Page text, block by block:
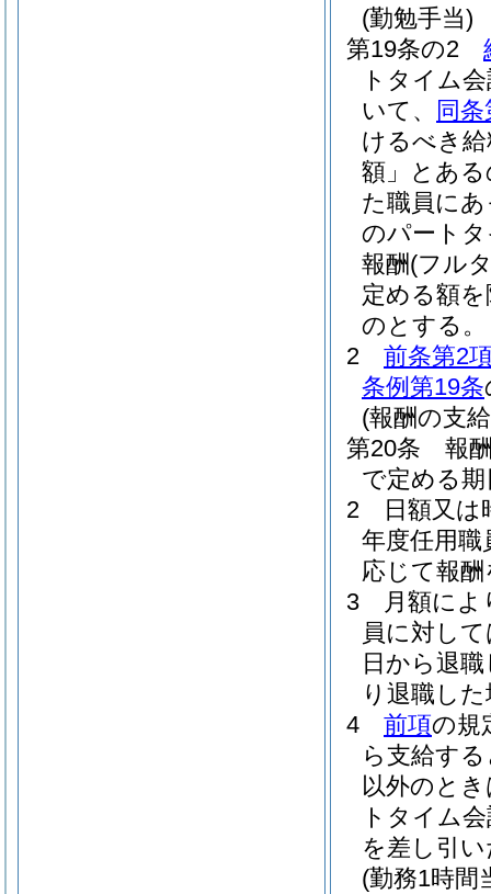
(勤勉手当)
第19条の2
トタイム
いて、
同
けるべき
額」とあ
た職員に
のパート
報酬(フル
定める額
のとする。
2
前条第2
条例第19条
(報酬の支
第20条
報
で定める
2
日額又
年度任用
応じて報
3
月額に
員に対し
日から退
り退職し
4
前項の規
ら支給す
以外のと
トタイム
を差し引
(勤務1時間